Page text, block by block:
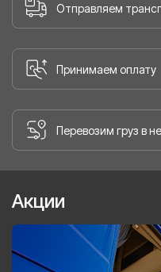
Отправляем
Принимаем оплату
Перевозим груз в
Акции